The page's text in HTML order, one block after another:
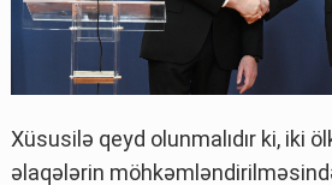
Xüsusilə qeyd olunmalıdır ki, iki
əlaqələrin